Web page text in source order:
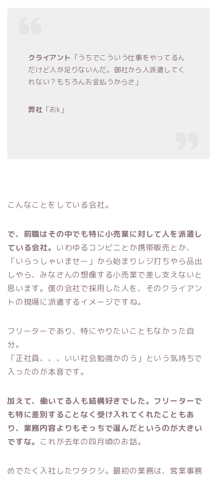
クライアント 「うちでこういう仕事をやってるん
だけど人が足りないんだ。御社から人派遣してく
れない？もちろんお金払うからさ」
弊社 「おk」
こんなことをしている会社。
で、前職はその中でも特に小売業に対して人を派遣し
ている会社。 いわゆるコンビニとか携帯販売とか、
「いらっしゃいませー」から始まりレジ打ちやら品出
しやら、みなさんの想像する小売業で差し支えないと
思います。僕の会社で採用した人を、そのクライアン
トの現場に派遣するイメージですね。
フリーターであり、特にやりたいこともなかった自
分。
「正社員、、、いい社会勉強かのう」という気持ちで
入ったのが本音です。
加えて、働いてる人も結構好きでした。フリーターで
も特に差別することなく受け入れてくれたこともあ
り、業務内容よりもそっちで選んだというのが大きい
ですな。 これが去年の四月頃のお話。
めでたく入社したワタクシ。最初の業務は、営業事務